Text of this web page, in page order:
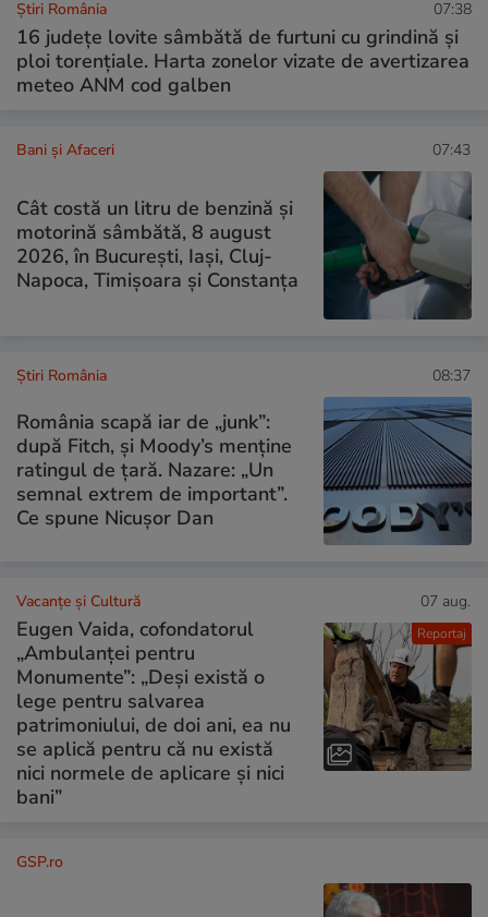
Știri România 07:38
16 județe lovite sâmbătă de furtuni cu grindină și
ploi torențiale. Harta zonelor vizate de avertizarea
meteo ANM cod galben
Bani și Afaceri 07:43
Cât costă un litru de benzină și
motorină sâmbătă, 8 august
2026, în București, Iași, Cluj-
Napoca, Timișoara și Constanța
Știri România 08:37
România scapă iar de „junk”:
după Fitch, și Moody’s menține
ratingul de țară. Nazare: „Un
semnal extrem de important”.
Ce spune Nicușor Dan
Reportaj
Vacanțe și Cultură 07 aug.
Eugen Vaida, cofondatorul
„Ambulanței pentru
Monumente”: „Deși există o
lege pentru salvarea
patrimoniului, de doi ani, ea nu
se aplică pentru că nu există
nici normele de aplicare și nici
bani”
GSP.ro